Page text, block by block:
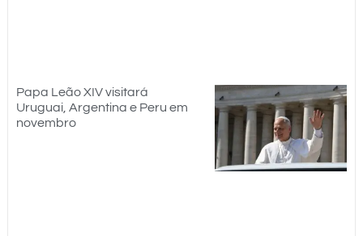
Papa Leão XIV visitará
Uruguai, Argentina e Peru em
novembro